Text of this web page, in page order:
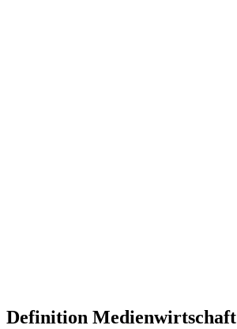
Definition Medienwirtschaft